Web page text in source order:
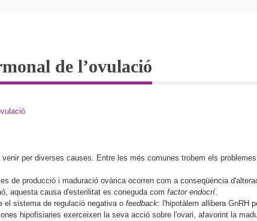
de l’ovulació
venir per diverses causes. Entre les més comunes trobem els
de producció i maduració ovàrica ocorren com a conseqüència
aquesta causa d'esterilitat es coneguda com factor endocrí.
el sistema de regulació negativa o feedback: l'hipotàlem allibera GnRH
hipofisiaries exerceixen la seva acció sobre l'ovari, afavorint la